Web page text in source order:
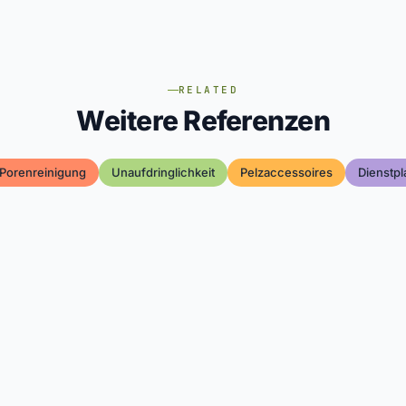
RELATED
Weitere Referenzen
Porenreinigung Unaufdringlichkeit Pelzaccessoires